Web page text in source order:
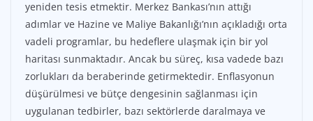
yeniden tesis etmektir. Merkez Bankası’nın attığı
adımlar ve Hazine ve Maliye Bakanlığı’nın açıkladığı orta
vadeli programlar, bu hedeflere ulaşmak için bir yol
haritası sunmaktadır. Ancak bu süreç, kısa vadede bazı
zorlukları da beraberinde getirmektedir. Enflasyonun
düşürülmesi ve bütçe dengesinin sağlanması için
uygulanan tedbirler, bazı sektörlerde daralmaya ve